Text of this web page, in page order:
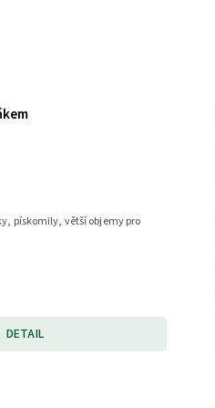
DETAIL
pískomily, větší objemy pro